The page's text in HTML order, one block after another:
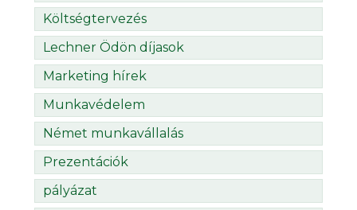
Költségtervezés
Lechner Ödön díjasok
Marketing hírek
Munkavédelem
Német munkavállalás
Prezentációk
pályázat